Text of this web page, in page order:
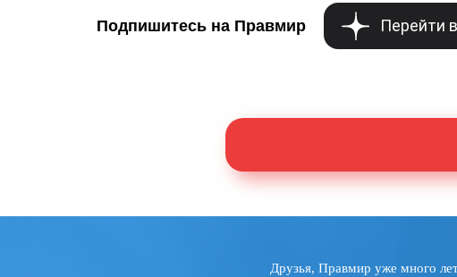
Подпишитесь на Правмир Перейти в
Друзья, Правмир уже много